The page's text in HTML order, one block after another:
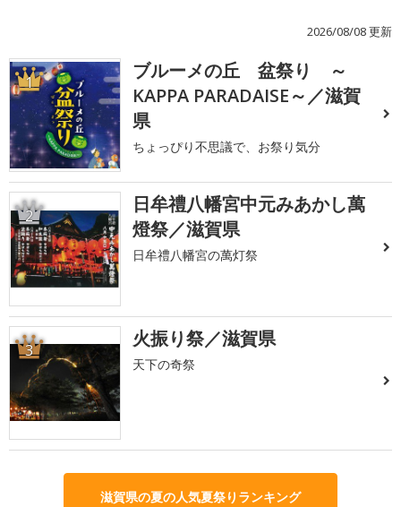
2026/08/08 更新
1
ブルーメの丘 盆祭り ～
KAPPA PARADAISE～／滋賀
県
ちょっぴり不思議で、お祭り気分
2
日牟禮八幡宮中元みあかし萬
燈祭／滋賀県
日牟禮八幡宮の萬灯祭
3 火振り祭／滋賀県
天下の奇祭
滋賀県の夏の人気夏祭りランキング